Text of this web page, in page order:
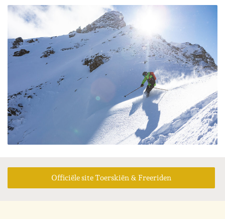
Officiële site Toerskiën & Freeriden